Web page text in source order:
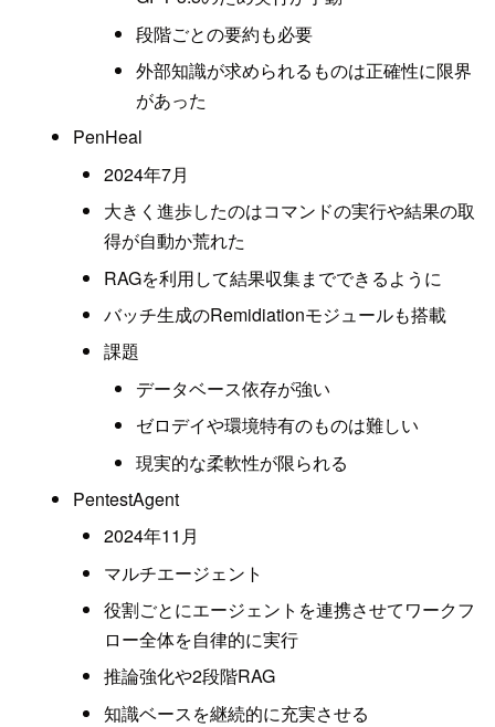
段階ごとの要約も必要
外部知識が求められるものは正確性に限界
があった
PenHeal
2024年7月
大きく進歩したのはコマンドの実行や結果の取
得が自動か荒れた
RAGを利用して結果収集までできるように
バッチ生成のRemidiationモジュールも搭載
課題
データベース依存が強い
ゼロデイや環境特有のものは難しい
現実的な柔軟性が限られる
PentestAgent
2024年11月
マルチエージェント
役割ごとにエージェントを連携させてワークフ
ロー全体を自律的に実行
推論強化や2段階RAG
知識ベースを継続的に充実させる